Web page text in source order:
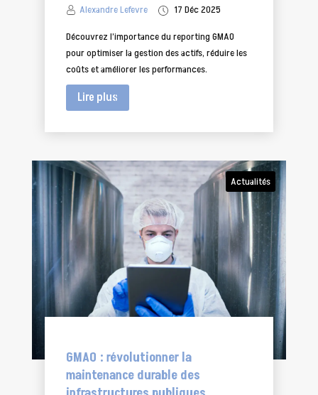
Alexandre Lefevre
17 Déc 2025
Découvrez l’importance du reporting GMAO
pour optimiser la gestion des actifs, réduire les
coûts et améliorer les performances.
Lire plus
Actualités
GMAO : révolutionner la
maintenance durable des